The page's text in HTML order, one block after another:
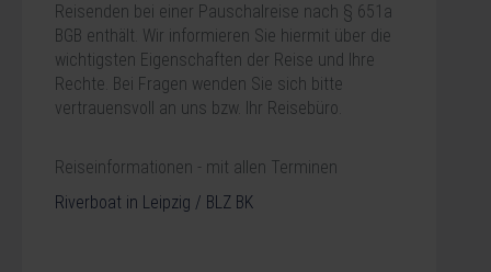
Reisenden bei einer Pauschalreise nach § 651a
BGB enthält. Wir informieren Sie hiermit über die
wichtigsten Eigenschaften der Reise und Ihre
Rechte. Bei Fragen wenden Sie sich bitte
vertrauensvoll an uns bzw. Ihr Reisebüro.
Reiseinformationen - mit allen Terminen
Riverboat in Leipzig / BLZ BK